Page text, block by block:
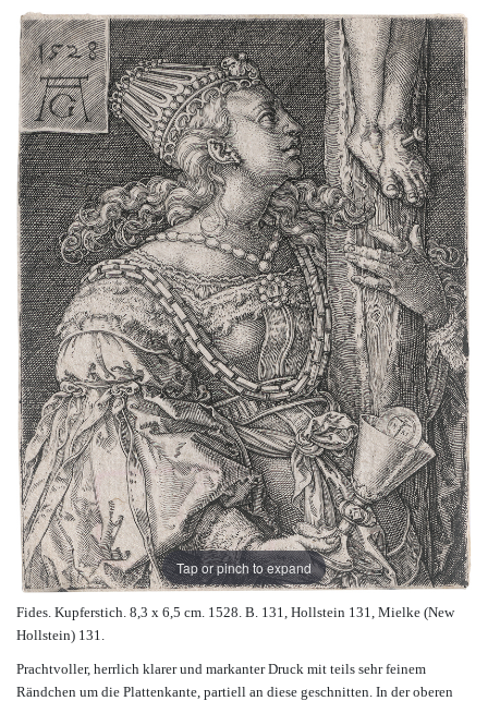
Tap or pinch to expand
Fides. Kupferstich. 8,3 x 6,5 cm. 1528. B. 131, Hollstein 131, Mielke (New
Hollstein) 131.
Prachtvoller, herrlich klarer und markanter Druck mit teils sehr feinem
Rändchen um die Plattenkante, partiell an diese geschnitten. In der oberen